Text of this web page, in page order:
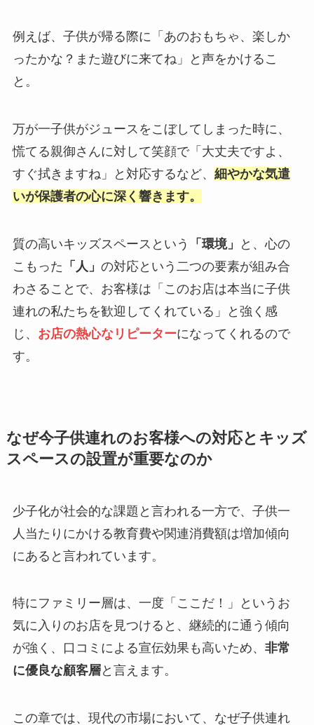
例えば、子供が帰る際に「あのおもちゃ、楽しか
ったかな？また遊びに来てね」と声をかけるこ
と。
万が一子供がジュースをこぼしてしまった時に、
慌てる親御さんに対して笑顔で「大丈夫ですよ、
すぐ拭きますね」と対応するなど、 細やかな気遣
いが保護者の心に深く響きます。
質の高いキッズスペースという 「環境」
と、心の
こもった 「人」 の対応という二つの要素が組み合
わさることで、お客様は「このお店は本当に子供
連れの私たちを歓迎してくれている」と強く感
じ、 お店の熱心なリピーターになってくれるので
す。
なぜ今子供連れのお客様への対応とキッズ
スペースの設置が重要なのか
少子化が社会的な課題と言われる一方で、子供一
人当たりにかける教育費や関連消費額は増加傾向
にあると言われています。
特にファミリー層は、一度「ここだ！」というお
気に入りのお店を見つけると、継続的に通う傾向
が強く、口コミによる宣伝効果も高いため、 非常
に優良な顧客層と言えます。
この章では、現代の市場において、なぜ子供連れ